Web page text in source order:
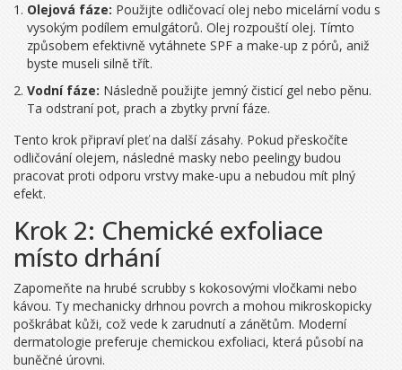
Olejová fáze: Použijte odličovací olej nebo micelární vodu s
vysokým podílem emulgátorů. Olej rozpouští olej. Tímto
způsobem efektivně vytáhnete SPF a make-up z pórů, aniž
byste museli silně třít.
Vodní fáze: Následně použijte jemný čisticí gel nebo pěnu.
Ta odstraní pot, prach a zbytky první fáze.
Tento krok připraví pleť na další zásahy. Pokud přeskočíte
odličování olejem, následné masky nebo peelingy budou
pracovat proti odporu vrstvy make-upu a nebudou mít plný
efekt.
Krok 2: Chemické exfoliace
místo drhání
Zapomeňte na hrubé scrubby s kokosovými vločkami nebo
kávou. Ty mechanicky drhnou povrch a mohou mikroskopicky
poškrábat kůži, což vede k zarudnutí a zánětům. Moderní
dermatologie preferuje chemickou exfoliaci, která působí na
buněčné úrovni.